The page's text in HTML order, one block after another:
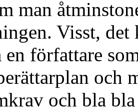
man
Visst,
en författare
och
och bla